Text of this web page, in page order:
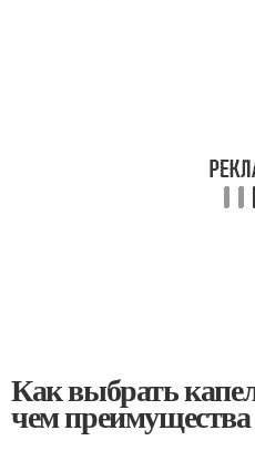
Как выбрать
чем преимущества